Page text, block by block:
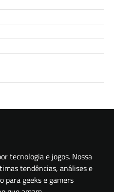
tecnologia e jogos. Nossa
tendências, análises e
para geeks e gamers